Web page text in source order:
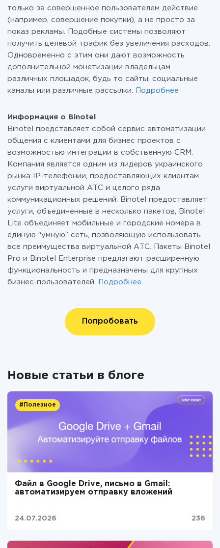
только за совершенное пользователем действие
(например, совершение покупки), а не просто за
показ рекламы. Подобные системы позволяют
получить целевой трафик без увеличения расходов.
Одновременно с этим они дают возможность
дополнительной монетизации владельцам
различных площадок, будь то сайты, социальные
каналы или различные рассылки.
Подробнее
Информация о Binotel
Binotel представляет собой сервис автоматизации
общения с клиентами для бизнес проектов с
возможностью интеграции в собственную CRM.
Компания является одним из лидеров украинского
рынка IP-телефонии, предоставляющих клиентам
услуги виртуальной АТС и целого ряда
коммуникационных решений. Binotel предоставляет
услуги, объединенные в несколько пакетов, Binotel
Lite объединяет мобильные и городские номера в
единую “умную” сеть, позволяющую использовать
все преимущества виртуальной АТС. Пакеты Binotel
Pro и Binotel Enterprise предлагают расширенную
функциональность и предназначены для крупных
бизнес-пользователей.
Подробнее
Попробовать
Новые статьи в блоге
#Полезное
Файл в Google Drive, письмо в Gmail:
автоматизируем отправку вложений
24.07.2026 236